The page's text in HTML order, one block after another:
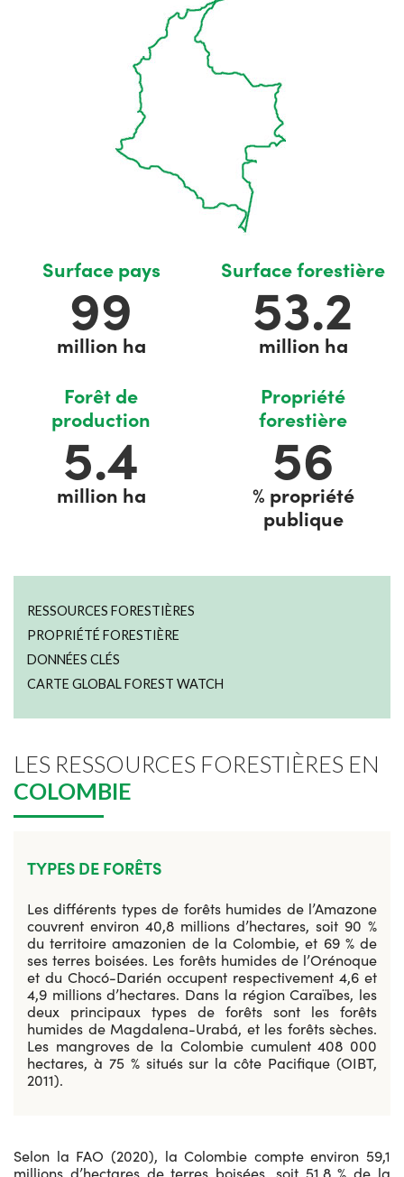
Surface pays
111
million ha
Surface forestière
59.1
million ha
Forêt de
production
6.2
million ha
Propriété
forestière
64
% propriété
publique
RESSOURCES FORESTIÈRES
PROPRIÉTÉ FORESTIÈRE
DONNÉES CLÉS
CARTE GLOBAL FOREST WATCH
LES RESSOURCES FORESTIÈRES EN
COLOMBIE
TYPES DE FORÊTS
Les différents types de forêts humides de l’Amazone
couvrent environ 40,8 millions d’hectares, soit 90 %
du territoire amazonien de la Colombie, et 69 % de
ses terres boisées. Les forêts humides de l’Orénoque
et du Chocó-Darién occupent respectivement 4,6 et
4,9 millions d’hectares. Dans la région Caraïbes, les
deux principaux types de forêts sont les forêts
humides de Magdalena-Urabá, et les forêts sèches.
Les mangroves de la Colombie cumulent 408 000
hectares, à 75 % situés sur la côte Pacifique (OIBT,
2011).
Selon la FAO (2020), la Colombie compte environ 59,1
millions d’hectares de terres boisées, soit 51,8 % de la